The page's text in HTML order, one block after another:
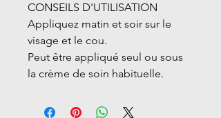
CONSEILS D'UTILISATION
Appliquez matin et soir sur le
visage et le cou.
Peut être appliqué seul ou sous
la crème de soin habituelle.